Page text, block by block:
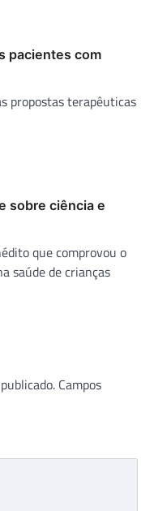
pacientes com
propostas terapêuticas
sobre ciência e
que comprovou o
saúde de crianças
Campos